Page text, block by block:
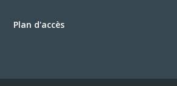
Plan d'accès